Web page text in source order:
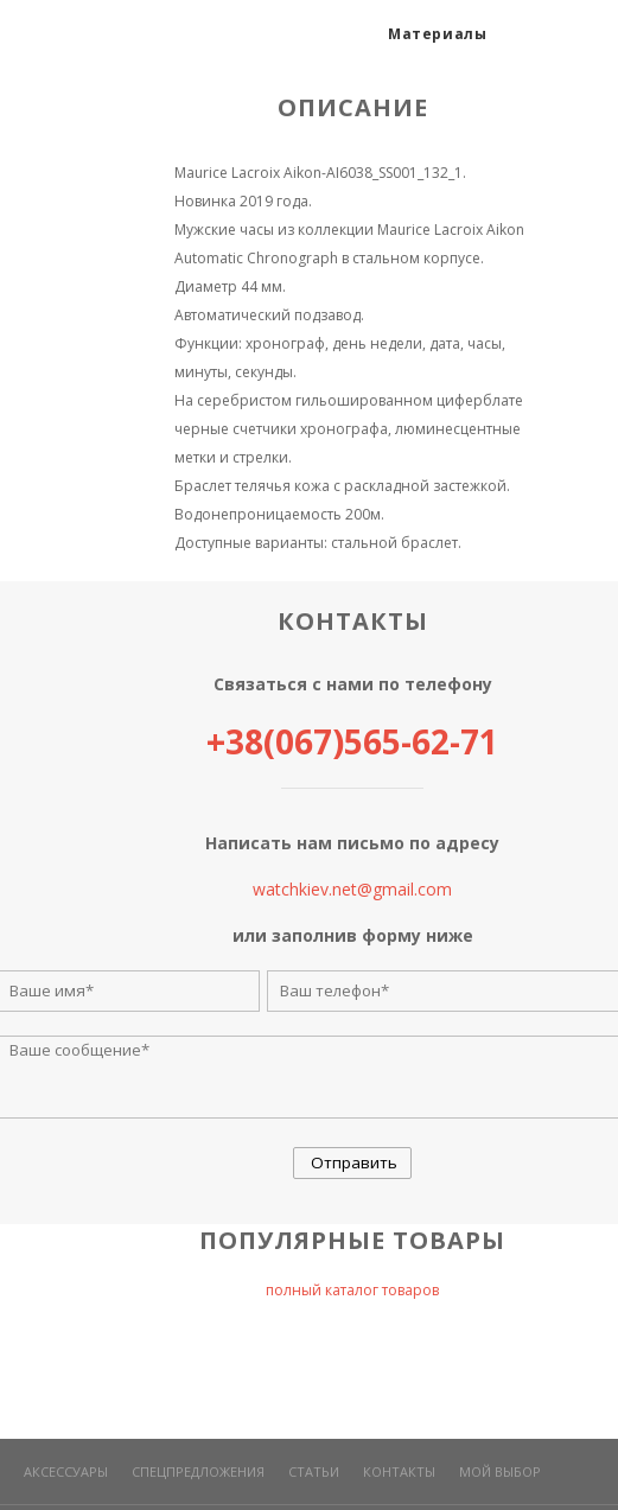
Материалы
ОПИСАНИЕ
Maurice Lacroix Aikon-AI6038_SS001_132_1.
Новинка 2019 года.
Мужские часы из коллекции Maurice Lacroix Aikon
Automatic Chronograph в стальном корпусе.
Диаметр 44 мм.
Автоматический подзавод.
Функции: хронограф, день недели, дата, часы,
минуты, секунды.
На серебристом гильошированном циферблате
черные счетчики хронографа, люминесцентные
метки и стрелки.
Браслет телячья кожа с раскладной застежкой.
Водонепроницаемость 200м.
Доступные варианты: стальной браслет.
КОНТАКТЫ
Связаться с нами по телефону
+38(067)565-62-71
Написать нам письмо по адресу
watchkiev.net@gmail.com
или заполнив форму ниже
ПОПУЛЯРНЫЕ ТОВАРЫ
полный каталог товаров
АКСЕССУАРЫ СПЕЦПРЕДЛОЖЕНИЯ СТАТЬИ КОНТАКТЫ МОЙ ВЫБОР